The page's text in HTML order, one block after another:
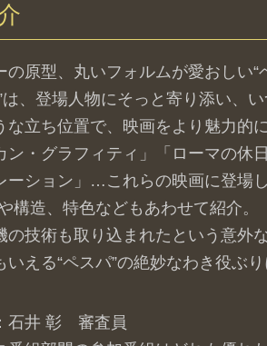
の原型、丸いフォルムが愛おしい“
は、登場人物にそっと寄り添い、
な立ち位置で、映画をより魅力的
ン・グラフィティ」「ローマの休
ーション」…これらの映画に登場
構造、特色などもあわせて紹介。
の技術も取り込まれたという意外
いえる“ペスパ”の絶妙なわき役ぶ
石井 彰 審査員